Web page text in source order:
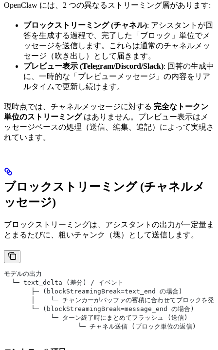
OpenClaw には、2 つの異なるストリーミング層があります:
ブロックストリーミング (チャネル): アシスタントが回
答を生成する過程で、完了した「ブロック」単位でメ
ッセージを送信します。これらは通常のチャネルメッ
セージ（吹き出し）として届きます。
プレビュー表示 (Telegram/Discord/Slack): 回答の生成中
に、一時的な「プレビューメッセージ」の内容をリア
ルタイムで更新し続けます。
現時点では、チャネルメッセージに対する 完全なトークン
単位のストリーミングはありません。プレビュー表示はメ
ッセージベースの処理（送信、編集、追記）によって実現さ
れています。
ブロックストリーミング (チャネルメ
ッセージ)
ブロックストリーミングは、アシスタントの出力が一定量ま
とまるたびに、粗いチャンク（塊）として送信します。
モデルの出力
  └─ text_delta (差分) / イベント
       ├─ (blockStreamingBreak=text_end の場合)
│    └─ チャンカーがバッファの蓄積に合わせてブロックを発
       └─ (blockStreamingBreak=message_end の場合)
            └─ ターン終了時にまとめてフラッシュ (送信)
                   └─ チャネル送信 (ブロック単位の返信)